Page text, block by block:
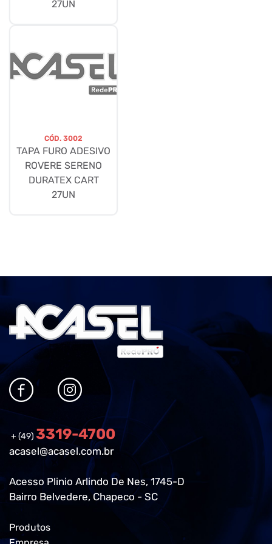
27UN
CÓD. 3002
TAPA FURO ADESIVO
ROVERE SERENO
DURATEX CART
27UN
+ (49) 3319-4700
acasel@acasel.com.br
Acesso Plinio Arlindo De Nes, 1745-D
Bairro Belvedere, Chapeco - SC
Produtos